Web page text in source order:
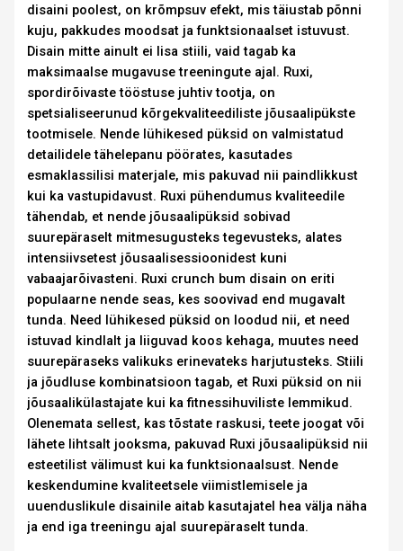
disaini poolest, on krõmpsuv efekt, mis täiustab põnni
kuju, pakkudes moodsat ja funktsionaalset istuvust.
Disain mitte ainult ei lisa stiili, vaid tagab ka
maksimaalse mugavuse treeningute ajal. Ruxi,
spordirõivaste tööstuse juhtiv tootja, on
spetsialiseerunud kõrgekvaliteediliste jõusaalipükste
tootmisele. Nende lühikesed püksid on valmistatud
detailidele tähelepanu pöörates, kasutades
esmaklassilisi materjale, mis pakuvad nii paindlikkust
kui ka vastupidavust. Ruxi pühendumus kvaliteedile
tähendab, et nende jõusaalipüksid sobivad
suurepäraselt mitmesugusteks tegevusteks, alates
intensiivsetest jõusaalisessioonidest kuni
vabaajarõivasteni. Ruxi crunch bum disain on eriti
populaarne nende seas, kes soovivad end mugavalt
tunda. Need lühikesed püksid on loodud nii, et need
istuvad kindlalt ja liiguvad koos kehaga, muutes need
suurepäraseks valikuks erinevateks harjutusteks. Stiili
ja jõudluse kombinatsioon tagab, et Ruxi püksid on nii
jõusaalikülastajate kui ka fitnessihuviliste lemmikud.
Olenemata sellest, kas tõstate raskusi, teete joogat või
lähete lihtsalt jooksma, pakuvad Ruxi jõusaalipüksid nii
esteetilist välimust kui ka funktsionaalsust. Nende
keskendumine kvaliteetsele viimistlemisele ja
uuenduslikule disainile aitab kasutajatel hea välja näha
ja end iga treeningu ajal suurepäraselt tunda.